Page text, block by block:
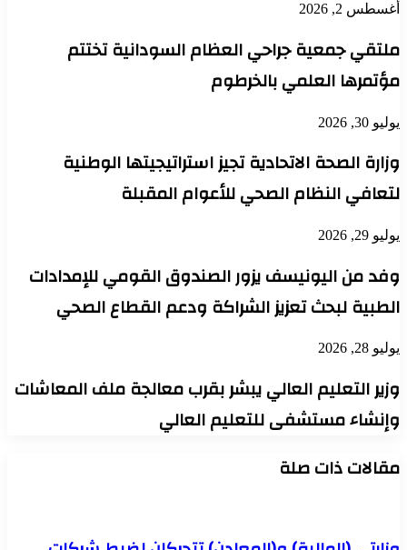
أغسطس 2, 2026
ملتقي جمعية جراحي العظام السودانية تختتم
مؤتمرها العلمي بالخرطوم
يوليو 30, 2026
وزارة الصحة الاتحادية تجيز استراتيجيتها الوطنية
لتعافي النظام الصحي للأعوام المقبلة
يوليو 29, 2026
وفد من اليونيسف يزور الصندوق القومي للإمدادات
الطبية لبحث تعزيز الشراكة ودعم القطاع الصحي
يوليو 28, 2026
وزير التعليم العالي يبشر بقرب معالجة ملف المعاشات
وإنشاء مستشفى للتعليم العالي
مقالات ذات صلة